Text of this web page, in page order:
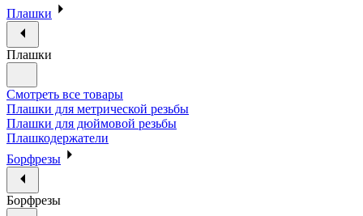
Плашки
Плашки
Смотреть все товары
Плашки для метрической резьбы
Плашки для дюймовой резьбы
Плашкодержатели
Борфрезы
Борфрезы